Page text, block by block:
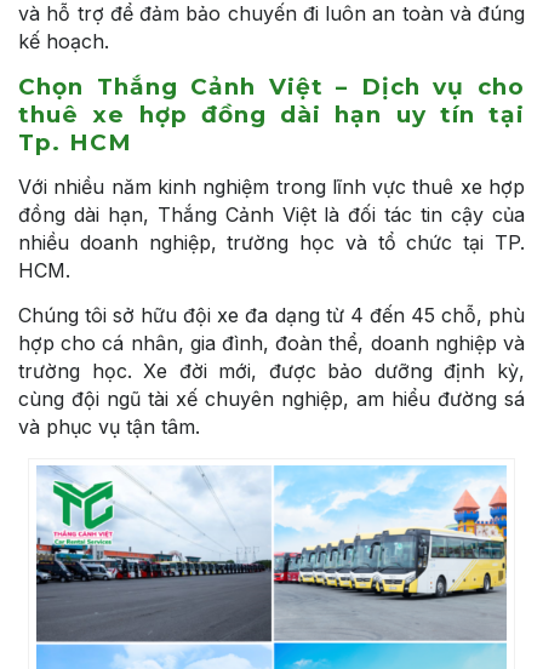
và hỗ trợ để đảm bảo chuyến đi luôn an toàn và đúng
kế hoạch.
Chọn Thắng Cảnh Việt – Dịch vụ cho
thuê xe hợp đồng dài hạn uy tín tại
Tp. HCM
Với nhiều năm kinh nghiệm trong lĩnh vực thuê xe hợp
đồng dài hạn, Thắng Cảnh Việt là đối tác tin cậy của
nhiều doanh nghiệp, trường học và tổ chức tại TP.
HCM.
Chúng tôi sở hữu đội xe đa dạng từ 4 đến 45 chỗ, phù
hợp cho cá nhân, gia đình, đoàn thể, doanh nghiệp và
trường học. Xe đời mới, được bảo dưỡng định kỳ,
cùng đội ngũ tài xế chuyên nghiệp, am hiểu đường sá
và phục vụ tận tâm.